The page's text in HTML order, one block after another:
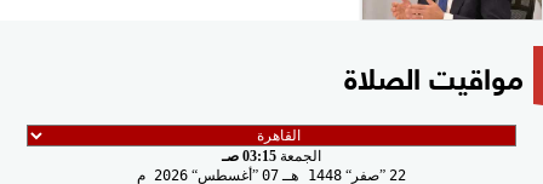
مواقيت الصلاة
الجمعة 03:15 صـ
22
صفر 1448 هـ 07 أغسطس 2026 م